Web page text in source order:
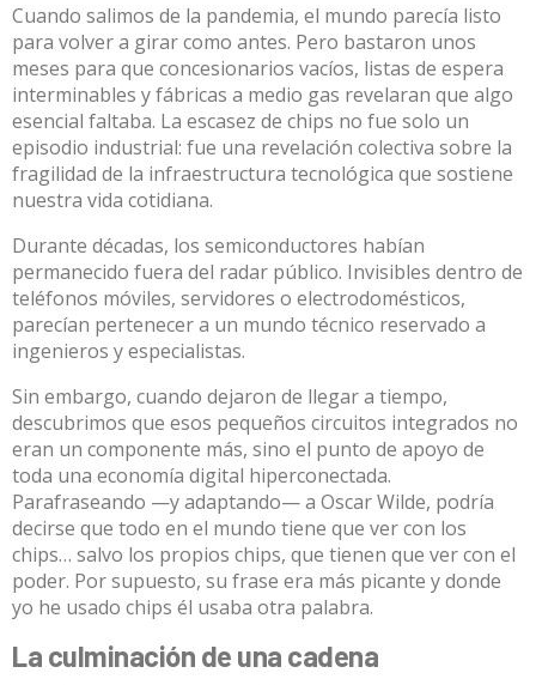
Cuando salimos de la pandemia, el mundo parecía listo
para volver a girar como antes. Pero bastaron unos
meses para que concesionarios vacíos, listas de espera
interminables y fábricas a medio gas revelaran que algo
esencial faltaba. La escasez de chips no fue solo un
episodio industrial: fue una revelación colectiva sobre la
fragilidad de la infraestructura tecnológica que sostiene
nuestra vida cotidiana.
Durante décadas, los semiconductores habían
permanecido fuera del radar público. Invisibles dentro de
teléfonos móviles, servidores o electrodomésticos,
parecían pertenecer a un mundo técnico reservado a
ingenieros y especialistas.
Sin embargo, cuando dejaron de llegar a tiempo,
descubrimos que esos pequeños circuitos integrados no
eran un componente más, sino el punto de apoyo de
toda una economía digital hiperconectada.
Parafraseando —y adaptando— a Oscar Wilde, podría
decirse que todo en el mundo tiene que ver con los
chips… salvo los propios chips, que tienen que ver con el
poder. Por supuesto, su frase era más picante y donde
yo he usado chips él usaba otra palabra.
La culminación de una cadena